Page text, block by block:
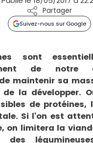
Partager
Suivez-nous sur Google
sont
de notre
maintenir sa
de la développer.
de protéines,
Si l'on est
on limitera la
des